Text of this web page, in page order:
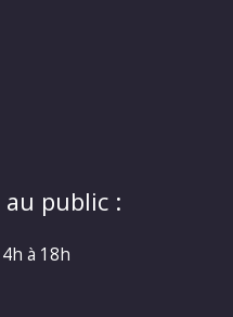
au public :
à 18h